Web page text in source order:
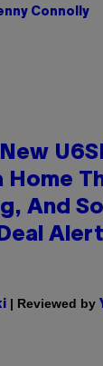
Connolly
New
Home
And
| Reviewed by